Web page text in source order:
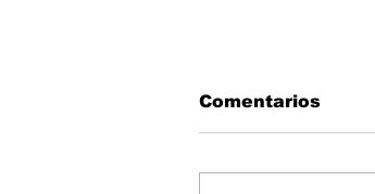
Comentarios